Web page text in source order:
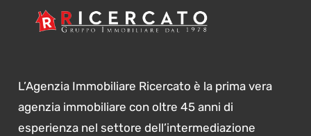
L’Agenzia Immobiliare Ricercato è la prima vera
agenzia immobiliare con oltre 45 anni di
esperienza nel settore dell’intermediazione